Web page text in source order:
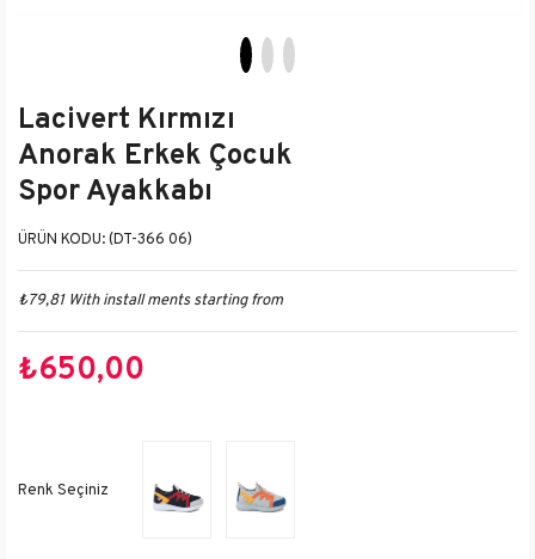
Lacivert Kırmızı
Anorak Erkek Çocuk
Spor Ayakkabı
(DT-366 06)
₺79,81 With install ments starting from
₺650,00